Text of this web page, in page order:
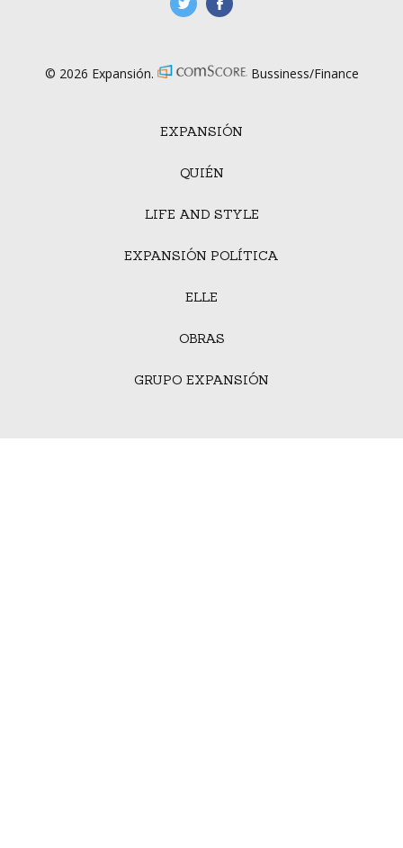
EXPANSIÓN
QUIÉN
LIFE AND STYLE
EXPANSIÓN POLÍTICA
ELLE
OBRAS
GRUPO EXPANSIÓN
© 2026 Expansión. Bussiness/Finance